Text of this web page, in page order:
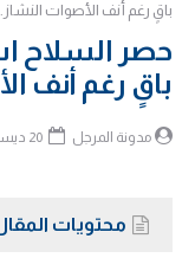
باقٍ رغم أنف الأصوات
حصر السلاح
باقٍ رغم أنف
مدونة المرجل
محتويات